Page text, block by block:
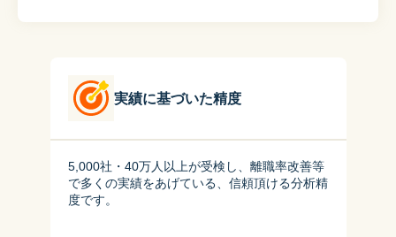
実績に基づいた精度
5,000社・40万人以上が受検し、離職率改善等
で多くの実績をあげている、信頼頂ける分析精
度です。